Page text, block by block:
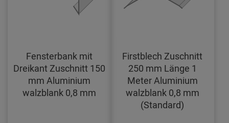
Fensterbank mit
Dreikant Zuschnitt 150
mm Aluminium
walzblank 0,8 mm
Firstblech Zuschnitt
250 mm Länge 1
Meter Aluminium
walzblank 0,8 mm
(Standard)